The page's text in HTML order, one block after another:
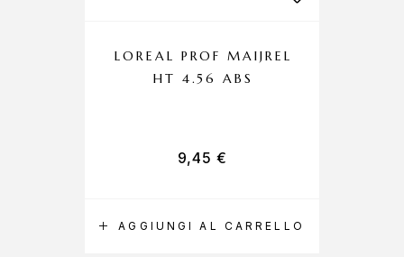
AGGIUNGI AL CARRELLO
LOREAL PROF MAIJREL
HT 4.56 ABS
9,45 €